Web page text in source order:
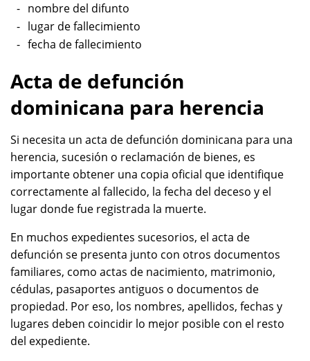
nombre del difunto
lugar de fallecimiento
fecha de fallecimiento
Acta de defunción
dominicana para herencia
Si necesita un acta de defunción dominicana para una
herencia, sucesión o reclamación de bienes, es
importante obtener una copia oficial que identifique
correctamente al fallecido, la fecha del deceso y el
lugar donde fue registrada la muerte.
En muchos expedientes sucesorios, el acta de
defunción se presenta junto con otros documentos
familiares, como actas de nacimiento, matrimonio,
cédulas, pasaportes antiguos o documentos de
propiedad. Por eso, los nombres, apellidos, fechas y
lugares deben coincidir lo mejor posible con el resto
del expediente.